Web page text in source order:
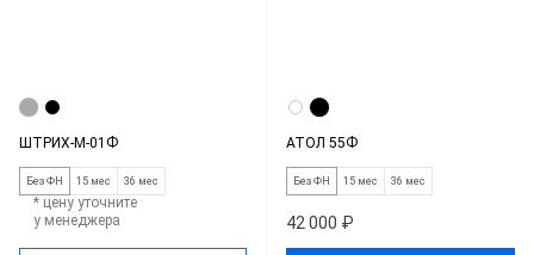
ШТРИХ-М-01Ф
Без ФН 15 мес 36 мес
* цену уточните
у менеджера
АТОЛ 55Ф
Без ФН 15 мес 36 мес
42 000 ₽